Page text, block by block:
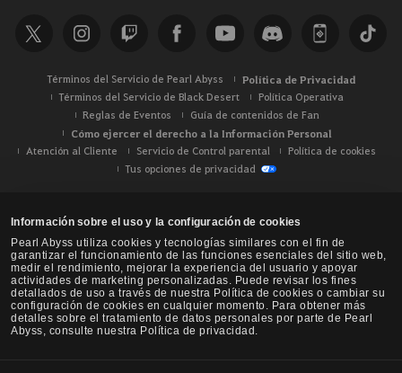
Información sobre el uso y la configuración de cookies
Pearl Abyss utiliza cookies y tecnologías similares con el fin de
garantizar el funcionamiento de las funciones esenciales del sitio web,
medir el rendimiento, mejorar la experiencia del usuario y apoyar
actividades de marketing personalizadas. Puede revisar los fines
detallados de uso a través de nuestra Política de cookies o cambiar su
configuración de cookies en cualquier momento. Para obtener más
detalles sobre el tratamiento de datos personales por parte de Pearl
Abyss, consulte nuestra Política de privacidad.
Términos del Servicio de Pearl Abyss Política de Privacidad
Términos del Servicio de Black Desert
Política Operativa
Reglas de Eventos
Guía de contenidos de Fan
Cómo ejercer el derecho a la Información Personal
Atención al Cliente Servicio de Control parental
Política de cookies
Tus opciones de privacidad